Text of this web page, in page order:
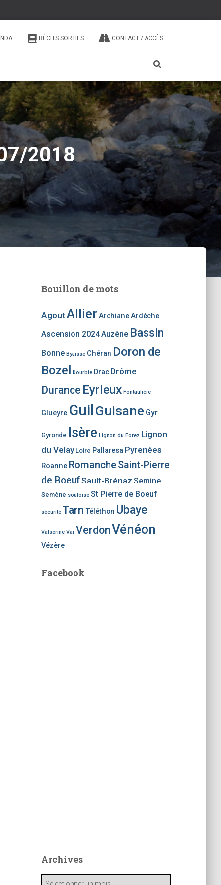
RÉCITS SORTIES CONTACT / ACCÈS
2018
Bouillon de mots
AgoutAllier ArchianeArdèche
Ascension 2024Auzène Bassin
Bonne Byaisse Chéran Doron de
Bozel
Dourbie Drac Drôme
Durance Eyrieux Fontaulière
Glueyre Guil Guisane Gyr
Gyronde Isère Lignon du Forez Lignon
du Velay Loire Pallaresa Pyrenées
Roanne RomancheSaint-Pierre
de BoeufSault-Brénaz Semine
Semène souloise St Pierre de Boeuf
sécurité Tarn Téléthon Ubaye
Valserine Var VerdonVénéon
Vézère
Facebook
Archives